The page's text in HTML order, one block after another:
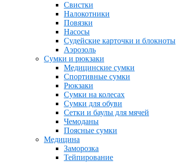
Свистки
Налокотники
Повязки
Насосы
Судейские карточки и блокноты
Аэрозоль
Сумки и рюкзаки
Медицинские сумки
Спортивные сумки
Рюкзаки
Сумки на колесах
Сумки для обуви
Сетки и баулы для мячей
Чемоданы
Поясные сумки
Медицина
Заморозка
Тейпирование